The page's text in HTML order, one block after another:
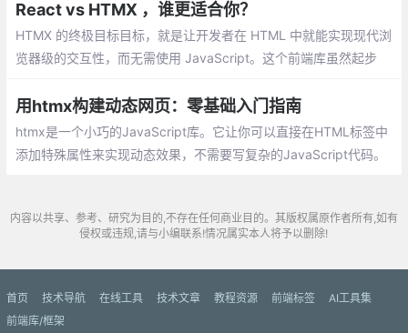
React vs HTMX ，谁更适合你？
HTMX 的终极目标目标，就是让开发者在 HTML 中就能实现现代浏
览器级的交互性，而无需使用 JavaScript。这个前端库虽然起步
球。
用htmx构建动态网页：零基础入门指南
htmx是一个小巧的JavaScript库。它让你可以直接在HTML标签中
添加特殊属性来实现动态效果，不需要写复杂的JavaScript代码。
内容以共享、参考、研究为目的,不存在任何商业目的。其版权属原作者所有,如有
侵权或违规,请与小编联系!情况属实本人将予以删除!
首页 技术导航 在线工具 技术文章 教程资源 前端标签
AI工具集
前端库/框架